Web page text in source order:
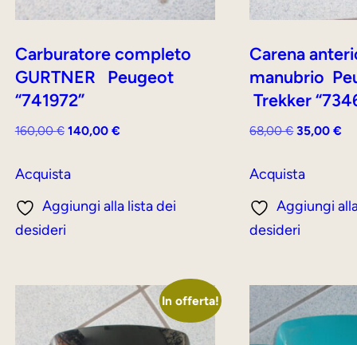
Carburatore completo
GURTNER Peugeot
“741972”
160,00€ Il
originale
160,00 €.
140,00 €Il
140,00 €.
Acquista
Aggiungi alla lista dei
desideri
Carena
manubrio
Trekker
68,00€Il
originale
68,00 €.
35,00€Il
Acquista
Aggiungi
desideri
In offerta!